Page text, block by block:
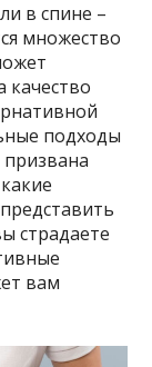
в спине –
множество
качество
подходы
призвана
страдаете
вам